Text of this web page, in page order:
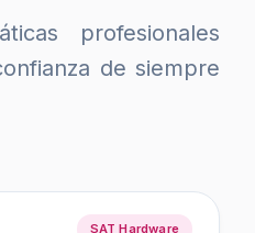
profesionales
de siempre
SAT Hardware